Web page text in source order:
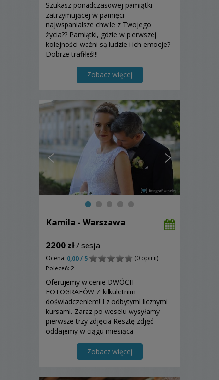
Szukasz ponadczasowej pamiątki
zatrzymującej w pamięci
najwspanialsze chwile z Twojego
życia?? Pamiątki, gdzie w pierwszej
kolejności ważni są ludzie i ich emocje?
Dobrze trafiłeś!!!
Zobacz więcej
Kamila - Warszawa
2200 zł/ sesja
Ocena: 0,00 / 5
(0 opinii)
Poleceń: 2
Oferujemy w cenie DWÓCH
FOTOGRAFÓW Z kilkuletnim
doświadczeniem! I z odbytymi licznymi
kursami. Zaraz po weselu wysyłamy
pierwsze trzy zdjęcia Resztę zdjęć
oddajemy w ciągu miesiąca
Zobacz więcej